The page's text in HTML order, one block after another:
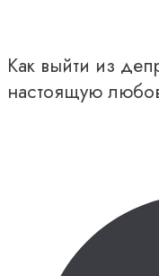
Как выйти из
настоящую